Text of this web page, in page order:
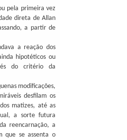
pela primeira vez
direta de Allan
a partir de
a reação dos
hipotéticos ou
do critério da
modificações,
desfilam os
matizes, até as
a sorte futura
reencarnação, a
que se assenta o